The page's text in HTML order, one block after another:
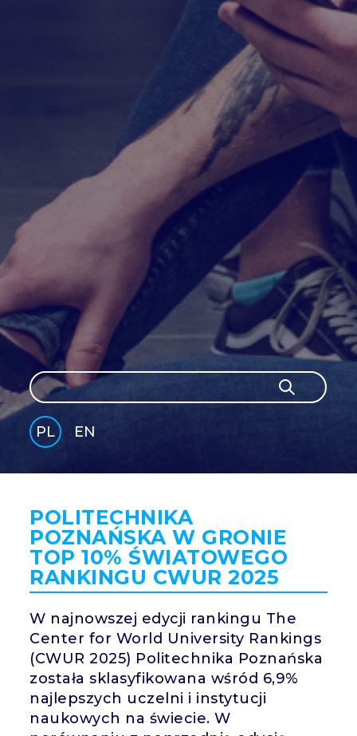
Szukaj
Szukaj
PL
EN
SH
POLITECHNIKA
POZNAŃSKA W GRONIE
TOP 10% ŚWIATOWEGO
RANKINGU CWUR 2025
W najnowszej edycji rankingu The
Center for World University Rankings
(CWUR 2025) Politechnika Poznańska
została sklasyfikowana wśród 6,9%
najlepszych uczelni i instytucji
naukowych na świecie. W